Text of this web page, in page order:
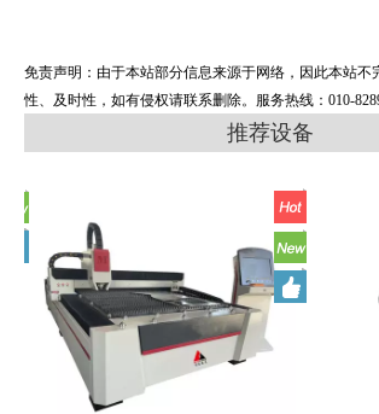
免责声明：由于本站部分信息来源于网络，因此本站不
性、及时性，如有侵权请联系删除。服务热线：010-
推荐设备